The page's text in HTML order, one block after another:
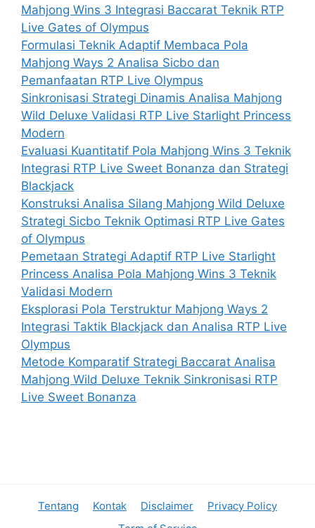
Mahjong Wins 3 Integrasi Baccarat Teknik RTP
Live Gates of Olympus
Formulasi Teknik Adaptif Membaca Pola
Mahjong Ways 2 Analisa Sicbo dan
Pemanfaatan RTP Live Olympus
Sinkronisasi Strategi Dinamis Analisa Mahjong
Wild Deluxe Validasi RTP Live Starlight Princess
Modern
Evaluasi Kuantitatif Pola Mahjong Wins 3 Teknik
Integrasi RTP Live Sweet Bonanza dan Strategi
Blackjack
Konstruksi Analisa Silang Mahjong Wild Deluxe
Strategi Sicbo Teknik Optimasi RTP Live Gates
of Olympus
Pemetaan Strategi Adaptif RTP Live Starlight
Princess Analisa Pola Mahjong Wins 3 Teknik
Validasi Modern
Eksplorasi Pola Terstruktur Mahjong Ways 2
Integrasi Taktik Blackjack dan Analisa RTP Live
Olympus
Metode Komparatif Strategi Baccarat Analisa
Mahjong Wild Deluxe Teknik Sinkronisasi RTP
Live Sweet Bonanza
Tentang Kontak Disclaimer
Privacy Policy